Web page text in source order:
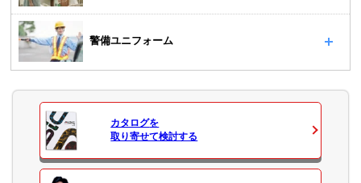
警備ユニフォーム
カタログを
取り寄せて検討する